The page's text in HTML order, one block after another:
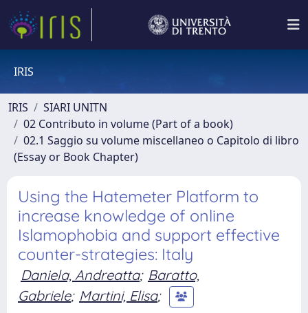
IRIS
IRIS
SIARI UNITN
02 Contributo in volume (Part of a book)
02.1 Saggio su volume miscellaneo o Capitolo di libro
(Essay or Book Chapter)
Using the Hatemeter Platform to
increase knowledge of online
Islamophobia and support effective
counter-strategies: Italy
Daniela, Andreatta; Baratto,
Gabriele; Martini, Elisa;